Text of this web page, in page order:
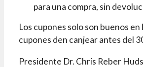
para una compra, sin
Los cupones solo son buenos
cupones den canjear antes del
Presidente Dr. Chris Reber